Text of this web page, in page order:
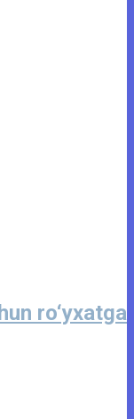
ro‘yxatga